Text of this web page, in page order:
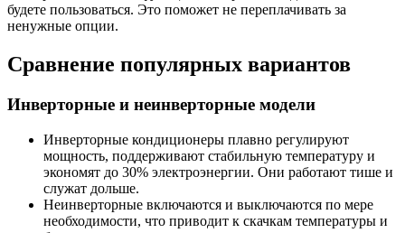
будете пользоваться. Это поможет не переплачивать за
ненужные опции.
Сравнение популярных вариантов
Инверторные и неинверторные модели
Инверторные кондиционеры плавно регулируют
мощность, поддерживают стабильную температуру и
экономят до 30% электроэнергии. Они работают тише и
служат дольше.
Неинверторные включаются и выключаются по мере
необходимости, что приводит к скачкам температуры и